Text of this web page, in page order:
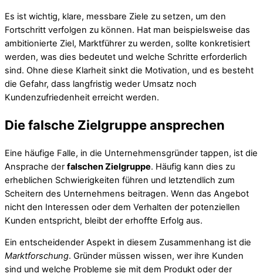
Es ist wichtig, klare, messbare Ziele zu setzen, um den
Fortschritt verfolgen zu können. Hat man beispielsweise das
ambitionierte Ziel, Marktführer zu werden, sollte konkretisiert
werden, was dies bedeutet und welche Schritte erforderlich
sind. Ohne diese Klarheit sinkt die Motivation, und es besteht
die Gefahr, dass langfristig weder Umsatz noch
Kundenzufriedenheit erreicht werden.
Die falsche Zielgruppe ansprechen
Eine häufige Falle, in die Unternehmensgründer tappen, ist die
Ansprache der falschen Zielgruppe. Häufig kann dies zu
erheblichen Schwierigkeiten führen und letztendlich zum
Scheitern des Unternehmens beitragen. Wenn das Angebot
nicht den Interessen oder dem Verhalten der potenziellen
Kunden entspricht, bleibt der erhoffte Erfolg aus.
Ein entscheidender Aspekt in diesem Zusammenhang ist die
Marktforschung. Gründer müssen wissen, wer ihre Kunden
sind und welche Probleme sie mit dem Produkt oder der